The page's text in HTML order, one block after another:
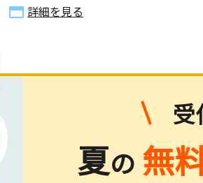
詳細を見る
受
夏の 無